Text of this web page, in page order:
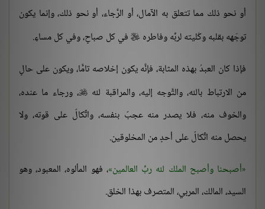
أو نحو ذلك مما تتعلق به الآمال، أو الرَّجاء، أو نحو ذلك، وإنما يكون
توجّهه بقلبه وكُليته لربِّه وفاطره  في كل صباحٍ، وفي كل مساءٍ.
فإذا كان العبدُ بهذه المثابة، فإنَّه يكون إخلاصه تامًّا، ويكون على حالٍ
من الارتباط بالله، والتَّوجه إليه، والمراقبة لله، ورجاء ما عنده،
والخوف منه، فلا يصدر منه عجبٌ بنفسه، واتِّكالٌ على قوته، ولا
يحصل منه اتِّكالٌ على أحدٍ من المخلوقين.
أصبحنا وأصبح الملك لله ربِّ العالمين ، فهو المألوه، المعبود، وهو
السيد، المالك، المربي، المتصرف بهذا الخلق.